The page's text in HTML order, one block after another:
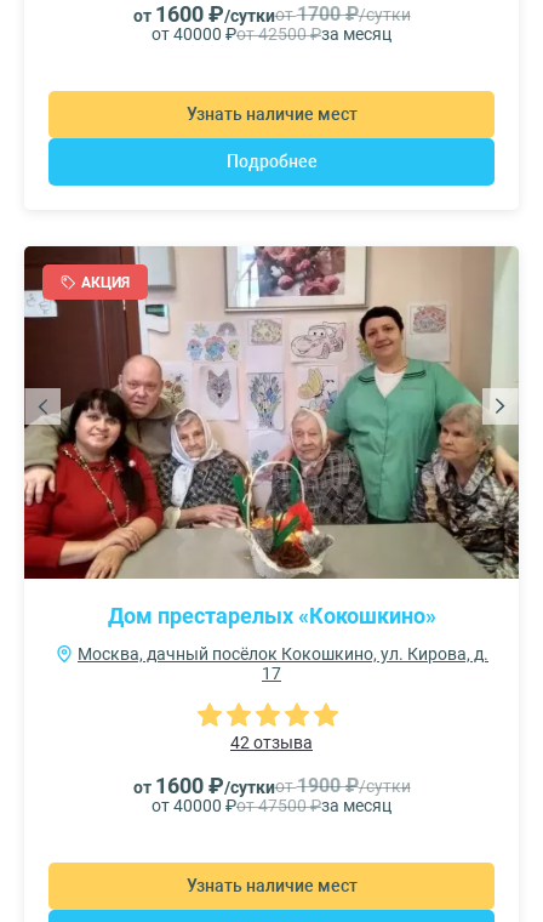
от 1600 ₽/суткиот1700 ₽/сутки
от 40000 ₽от 42500 ₽за месяц
Узнать наличие мест
Подробнее
АКЦИЯ
Дом престарелых «Кокошкино»
Москва, дачный посёлок Кокошкино, ул. Кирова, д.
17
42 отзыва
от 1600 ₽/суткиот1900 ₽/сутки
от 40000 ₽от 47500 ₽за месяц
Узнать наличие мест